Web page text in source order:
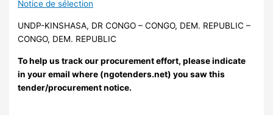
Notice de sélection
UNDP-KINSHASA, DR CONGO – CONGO, DEM. REPUBLIC –
CONGO, DEM. REPUBLIC
To help us track our procurement effort, please indicate
in your email where (ngotenders.net) you saw this
tender/procurement notice.